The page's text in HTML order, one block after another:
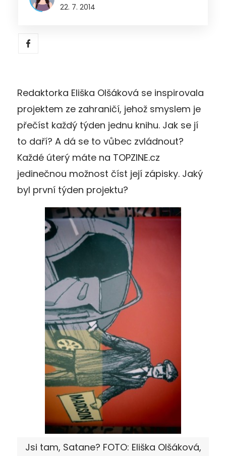
22. 7. 2014
Redaktorka Eliška Olšáková se inspirovala
projektem ze zahraničí, jehož smyslem je
přečíst každý týden jednu knihu. Jak se jí
to daří? A dá se to vůbec zvládnout?
Každé úterý máte na TOPZINE.cz
jedinečnou možnost číst její zápisky. Jaký
byl první týden projektu?
Jsi tam, Satane? FOTO: Eliška Olšáková,